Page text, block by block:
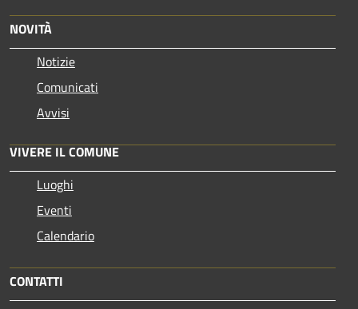
NOVITÀ
Notizie
Comunicati
Avvisi
VIVERE IL COMUNE
Luoghi
Eventi
Calendario
CONTATTI